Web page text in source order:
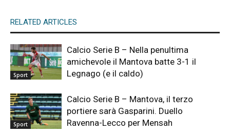
RELATED ARTICLES
Sport
Calcio Serie B – Nella penultima
amichevole il Mantova batte 3-1 il
Legnago (e il caldo)
Sport
Calcio Serie B – Mantova, il terzo
portiere sarà Gasparini. Duello
Ravenna-Lecco per Mensah